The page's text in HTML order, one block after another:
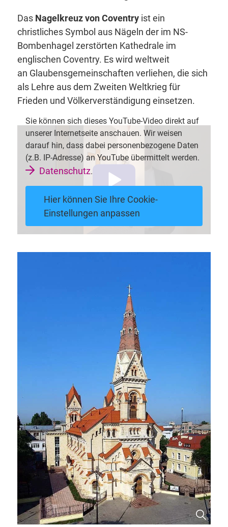
Das Nagelkreuz von Coventryist ein
christliches Symbol aus Nägeln der im NS-
Bombenhagel zerstörten Kathedrale im
englischen Coventry. Es wird weltweit
an Glaubensgemeinschaften verliehen, die sich
als Lehre aus dem Zweiten Weltkrieg für
Frieden und Völkerverständigung einsetzen.
Sie können sich dieses YouTube-Video direkt auf
unserer Internetseite anschauen. Wir weisen
darauf hin, dass dabei personenbezogene Daten
(z.B. IP-Adresse) an YouTube übermittelt werden.
Datenschutz.
Hier können Sie Ihre Cookie-
Einstellungen anpassen